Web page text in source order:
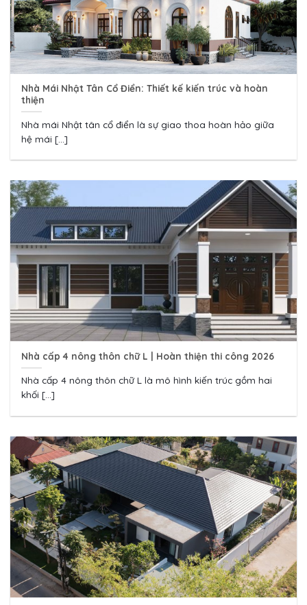
Nhà Mái Nhật Tân Cổ Điển: Thiết kế kiến trúc và hoàn
thiện
Nhà mái Nhật tân cổ điển là sự giao thoa hoàn hảo giữa
hệ mái [...]
Nhà cấp 4 nông thôn chữ L | Hoàn thiện thi công 2026
Nhà cấp 4 nông thôn chữ L là mô hình kiến trúc gồm hai
khối [...]